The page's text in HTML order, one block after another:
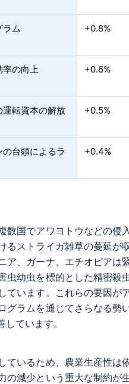
ラム +0.8%
率の向上 +0.6%
転資本の解放 +0.5%
台頭によるラ
+0.4%
数国でアワヨトウなどの
るストライガ雑草の蔓延
ア、ガーナ、エチオピア
虫幼虫を標的とした精密
ています。これらの要因
グラムを通じてさらなる
ています。
いるため、農業生産性は
の減少という重大な制約